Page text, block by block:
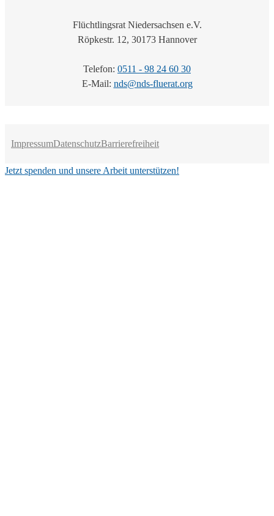
Flüchtlingsrat Niedersachsen e.V.
Röpkestr. 12, 30173 Hannover
Telefon: 0511 - 98 24 60 30
E-Mail: nds@nds-fluerat.org
ImpressumDatenschutzBarrierefreiheit
Jetzt spenden und unsere Arbeit unterstützen!